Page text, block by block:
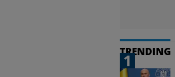
TRENDING
1